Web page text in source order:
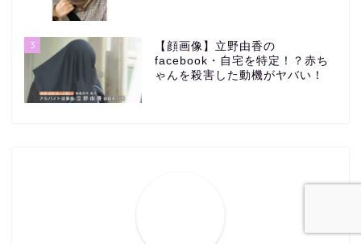
3
【顔画像】立野由香の
facebook・自宅を特定！？赤ち
ゃんを殺害した動機がヤバい！